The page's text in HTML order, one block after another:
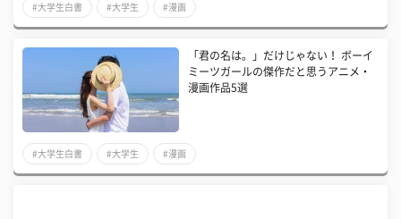
#大学生白書 #大学生 #漫画
「君の名は。」だけじゃない！ ボーイ
ミーツガールの傑作だと思うアニメ・
漫画作品5選
#大学生白書 #大学生 #漫画